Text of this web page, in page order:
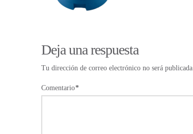
Deja una respuesta
Tu dirección de correo electrónico no será publicada.
Comentario*